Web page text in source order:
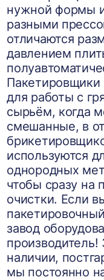
нужной формы
разными
отличаются
давлением
Пакетировщики
для работы с
сырьём, когда
смешанные, в
используются
однородных
чтобы сразу на
очистки. Если
завод
производитель!
наличии,
мы постоянно